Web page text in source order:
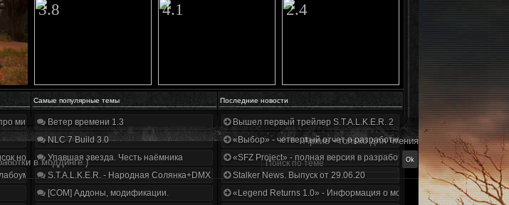
3.8 4.1 2.4
Самые популярные темы Последние новости
мир, геймплей и сюжет | Разбор трейлера
нововведений
и отвага
Ветер времени 1.3
NLC 7 Build 3.0
Упавшая звезда. Честь наёмника
S.T.A.L.K.E.R. - Народная Солянка+DMX 1.3.5.ООП.МА.К.
[COM] Аддоны, модификации.
Вышел первый трейлер S.T.A.L.K.E.R. 2
«Выбор» - четвертый отчет о разработке!
«SFZ Project» - полная версия в разработке!
Stalker News. Выпуск от 29.06.20
«Legend Returns 1.0» - Информация о моде за июнь 2020
Архив - только для чтения
в моддинге.)